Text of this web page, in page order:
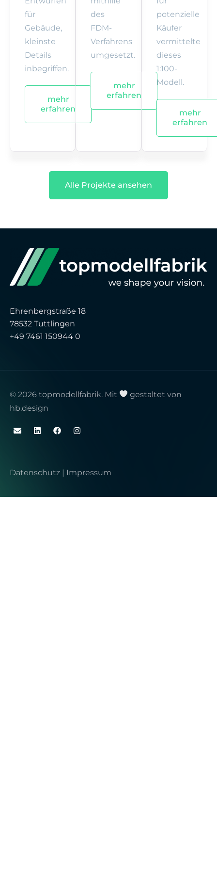
für
Gebäude,
kleinste
Details
inbegriffen.
mehr
erfahren
des
FDM-
Verfahrens
umgesetzt.
mehr
erfahren
potenzielle
Käufer
vermittelte
dieses
1:100-
Modell.
mehr
erfahren
Alle Projekte ansehen
Ehrenbergstraße 18
78532 Tuttlingen
+49 7461 150944 0
© 2026 topmodellfabrik. Mit
gestaltet von
hb.design
Datenschutz | Impressum